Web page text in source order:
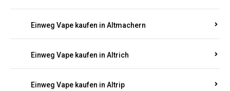
Einweg Vape kaufen in Altmachern
Einweg Vape kaufen in Altrich
Einweg Vape kaufen in Altrip